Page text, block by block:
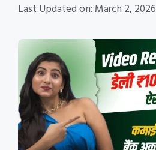
Last Updated on: March 2, 2026